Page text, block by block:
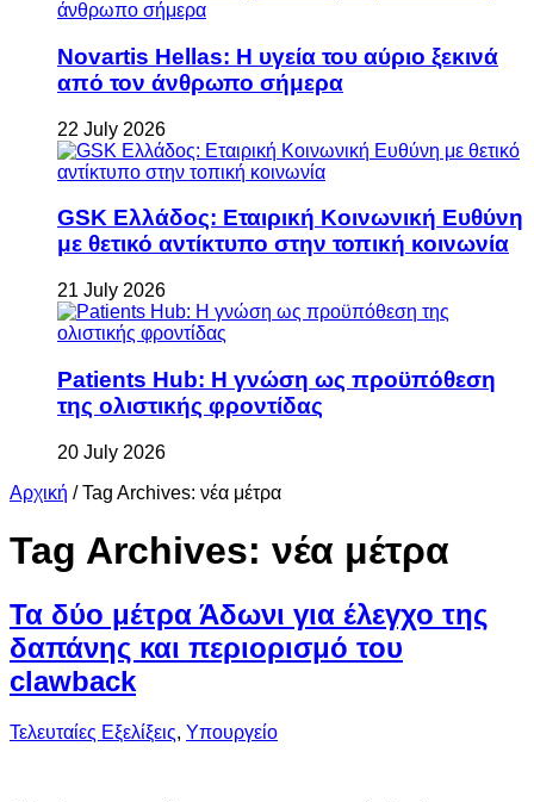
Novartis Hellas: Η υγεία του αύριο ξεκινά
από τον άνθρωπο σήμερα
22 July 2026
GSK Ελλάδος: Εταιρική Κοινωνική Ευθύνη
με θετικό αντίκτυπο στην τοπική κοινωνία
21 July 2026
Patients Hub: Η γνώση ως προϋπόθεση
της ολιστικής φροντίδας
20 July 2026
Αρχική / Tag Archives: νέα μέτρα
Tag Archives: νέα μέτρα
Τα δύο μέτρα Άδωνι για έλεγχο της
δαπάνης και περιορισμό του
clawback
Τελευταίες Εξελίξεις, Υπουργείο